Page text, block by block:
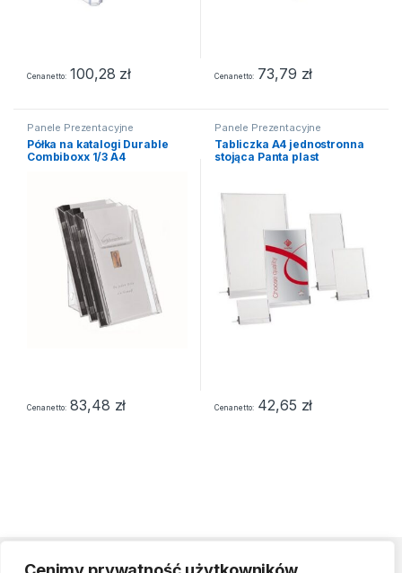
Cena netto 100,28 zł Cena netto 73,79 zł
Panele Prezentacyjne
Półka na katalogi Durable
Combiboxx 1/3 A4
Cena netto 83,48 zł
Panele Prezentacyjne
Tabliczka A4 jednostronna
stojąca Panta plast
Cena netto 42,65 zł